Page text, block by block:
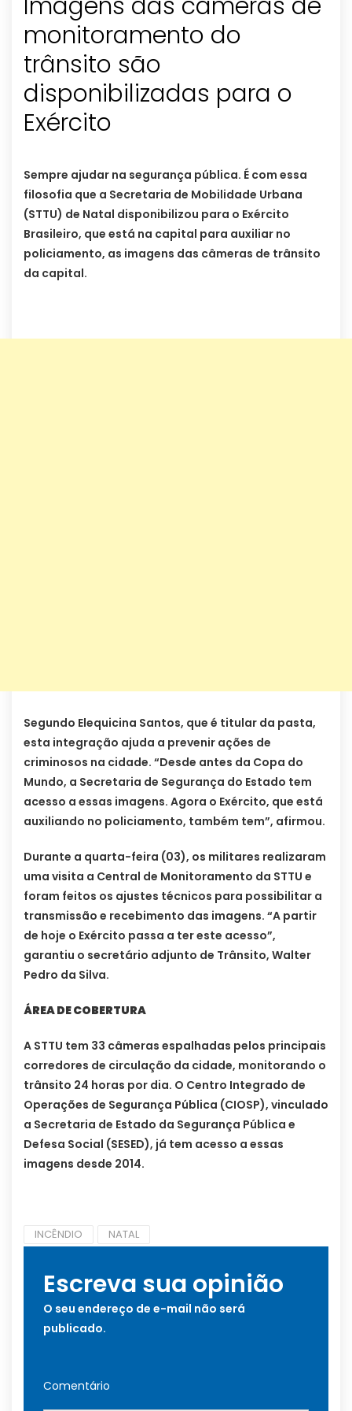
monitoramento do
trânsito são
disponibilizadas para o
Exército
Sempre ajudar na segurança pública. É com essa
filosofia que a Secretaria de Mobilidade Urbana
(STTU) de Natal disponibilizou para o Exército
Brasileiro, que está na capital para auxiliar no
policiamento, as imagens das câmeras de trânsito
da capital.
Segundo Elequicina Santos, que é titular da pasta,
esta integração ajuda a prevenir ações de
criminosos na cidade. “Desde antes da Copa do
Mundo, a Secretaria de Segurança do Estado tem
acesso a essas imagens. Agora o Exército, que está
auxiliando no policiamento, também tem”, afirmou.
Durante a quarta-feira (03), os militares realizaram
uma visita a Central de Monitoramento da STTU e
foram feitos os ajustes técnicos para possibilitar a
transmissão e recebimento das imagens. “A partir
de hoje o Exército passa a ter este acesso”,
garantiu o secretário adjunto de Trânsito, Walter
Pedro da Silva.
ÁREA DE COBERTURA
A STTU tem 33 câmeras espalhadas pelos principais
corredores de circulação da cidade, monitorando o
trânsito 24 horas por dia. O Centro Integrado de
Operações de Segurança Pública (CIOSP), vinculado
a Secretaria de Estado da Segurança Pública e
Defesa Social (SESED), já tem acesso a essas
imagens desde 2014.
INCÊNDIO NATAL
Escreva sua opinião
O seu endereço de e-mail não será
publicado.
Comentário